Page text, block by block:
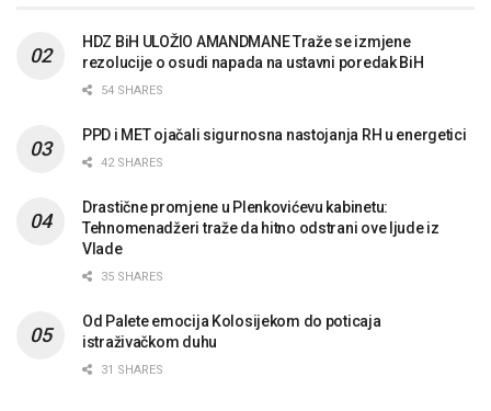
HDZ BiH ULOŽIO AMANDMANE Traže se izmjene
rezolucije o osudi napada na ustavni poredak BiH
54 SHARES
PPD i MET ojačali sigurnosna nastojanja RH u energetici
42 SHARES
Drastične promjene u Plenkovićevu kabinetu:
Tehnomenadžeri traže da hitno odstrani ove ljude iz
Vlade
35 SHARES
Od Palete emocija Kolosijekom do poticaja
istraživačkom duhu
31 SHARES